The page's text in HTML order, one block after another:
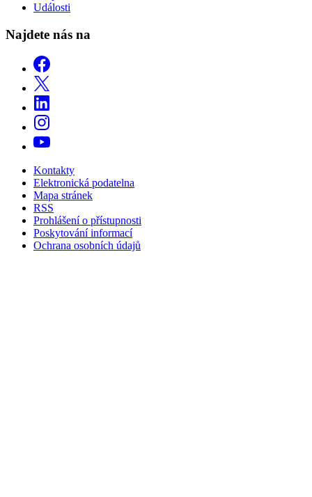
Události
Najdete nás na
Kontakty
Elektronická podatelna
Mapa stránek
RSS
Prohlášení o přístupnosti
Poskytování informací
Ochrana osobních údajů